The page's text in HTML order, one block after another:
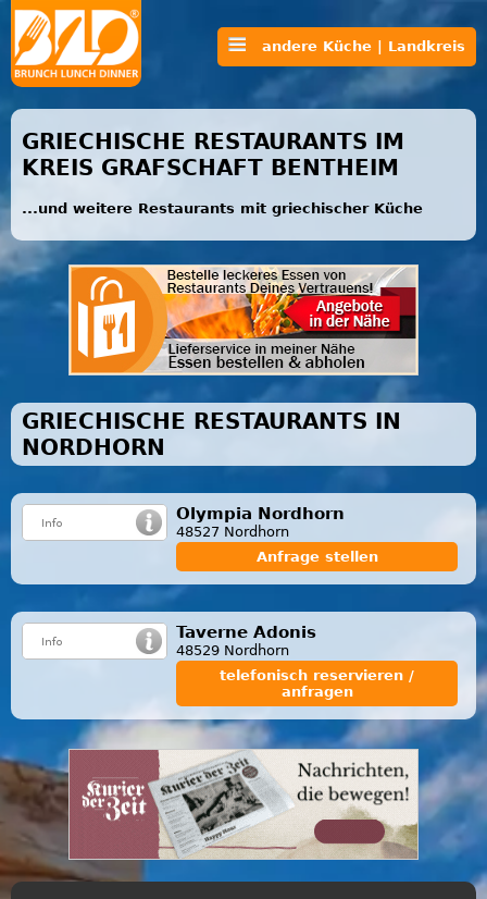
andere Küche | Landkreis
GRIECHISCHE RESTAURANTS IM
KREIS GRAFSCHAFT BENTHEIM
...und weitere Restaurants mit griechischer Küche
GRIECHISCHE RESTAURANTS IN
NORDHORN
Olympia Nordhorn
48527 Nordhorn
Anfrage stellen
Taverne Adonis
48529 Nordhorn
telefonisch reservieren /
anfragen